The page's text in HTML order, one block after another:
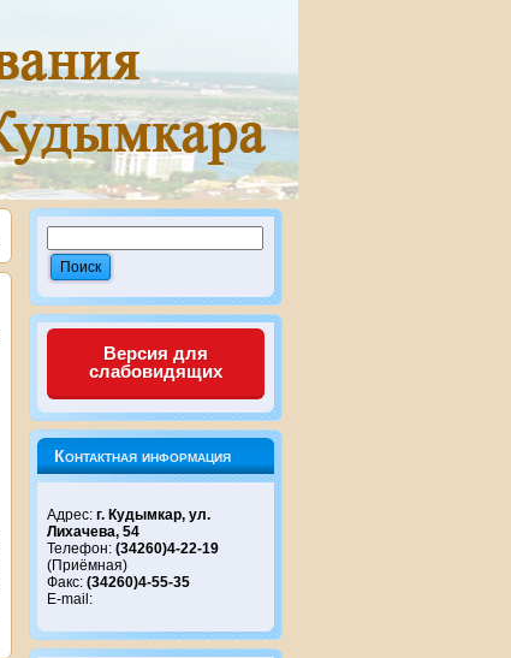
Версия для
слабовидящих
Контактная информация
Адрес: г. Кудымкар, ул.
Лихачева, 54
Телефон: (34260)4-22-19
(Приёмная)
Факс: (34260)4-55-35
E-mail: